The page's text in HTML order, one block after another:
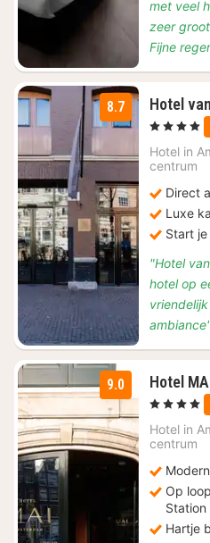
met veel
zeer
Fijne
8.7 Hotel
, 4 Sterren
Hotel in
centrum
Direct
Luxe
Start
"Hotel
hotel op
9.0 Hotel
, 4 Sterren
Hotel in
centrum
Op
Station
Hartje